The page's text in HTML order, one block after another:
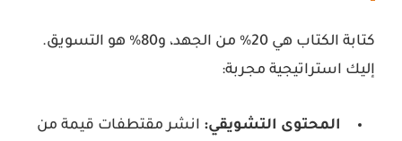
كتابة الكتاب هي 20% من الجهد، و80% هو التسويق.
إليك استراتيجية مجربة:
المحتوى التشويقي: انشر مقتطفات قيمة من